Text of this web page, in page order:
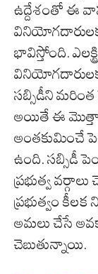
ఉద్దేశంతో ఈ
భావిస్తోంది.
వినియోగదారులకు
సబ్సిడీని మరింత
అయితే ఈ
అంతకుమించే
ఉంది. సబ్సిడీ
ప్రభుత్వ
ప్రభుత్వం కీలక
అమలు చేసే
చెబుతున్నాయి.